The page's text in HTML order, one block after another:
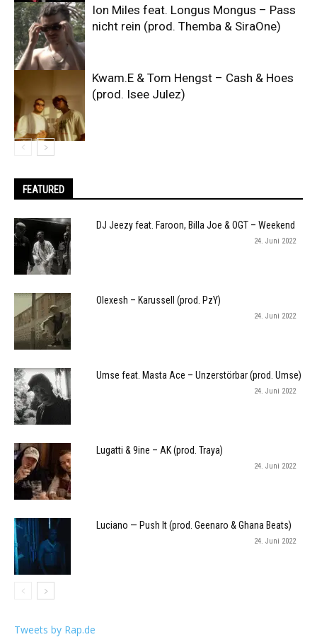
Ion Miles feat. Longus Mongus – Pass
nicht rein (prod. Themba & SiraOne)
Kwam.E & Tom Hengst – Cash & Hoes
(prod. Isee Julez)
FEATURED
DJ Jeezy feat. Faroon, Billa Joe & OGT – Weekend
24. Juni 2022
Olexesh – Karussell (prod. PzY)
24. Juni 2022
Umse feat. Masta Ace – Unzerstörbar (prod. Umse)
24. Juni 2022
Lugatti & 9ine – AK (prod. Traya)
24. Juni 2022
Luciano — Push It (prod. Geenaro & Ghana Beats)
24. Juni 2022
Tweets by Rap.de